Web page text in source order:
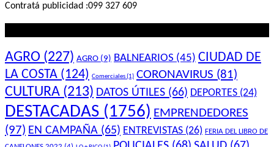
Contratá publicidad :099 327 609
AGRO (227) AGRO (9) BALNEARIOS (45) CIUDAD DE
LA COSTA (124) Comerciales(1) CORONAVIRUS (81)
CULTURA (213) DATOS ÚTILES (66) DEPORTES (24)
DESTACADAS (1756) EMPRENDEDORES
(97) EN CAMPAÑA (65) ENTREVISTAS (26) FERIA DEL LIBRO DE